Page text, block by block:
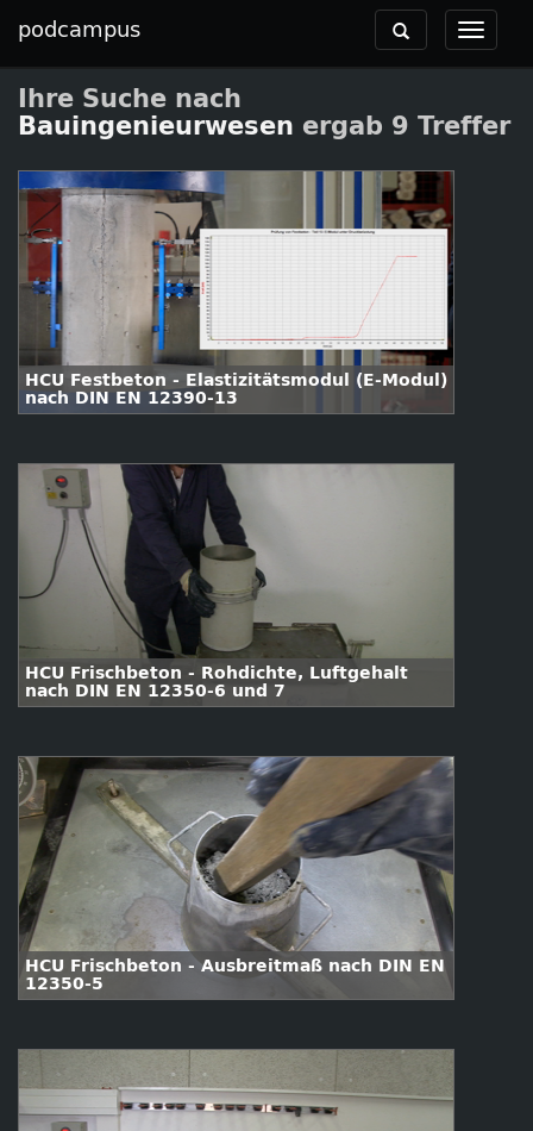
podcampus
Toggle
Toggle
navigation
Ihre Suche nach
Bauingenieurwesen ergab 9 Treffer
HCU Festbeton - Elastizitätsmodul (E-Modul)
nach DIN EN 12390-13
HCU Frischbeton - Rohdichte, Luftgehalt
nach DIN EN 12350-6 und 7
HCU Frischbeton - Ausbreitmaß nach DIN EN
12350-5